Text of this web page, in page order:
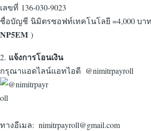
เลขที่ 136-030-9023
ชื่อบัญชี นิมิตรซอฟท์เทคโนโลยี =4,000 บาท
NP5EM )
2. แจ้งการโอนเงิน
กรุณาแอดไลน์แอทไอดี @nimitrpayroll
ทางอีเมล: nimitrpayroll@gmail.com